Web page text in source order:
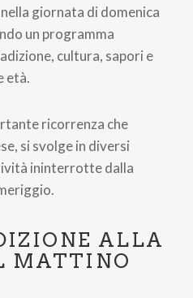
giornata di domenica
un programma
cultura, sapori e
età.
ricorrenza che
si svolge in diversi
ininterrotte dalla
ALLA
MATTINO